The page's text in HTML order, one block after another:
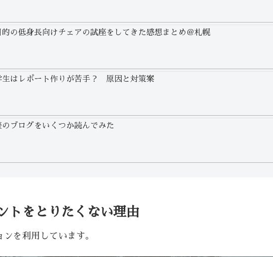
的の低身長向けチェアの試座をしてきた感想まとめ＠札幌
生はレポート作りが苦手？ 原因と対策案
ブログをいくつか読んでみた
をとりたくない理由
を利用しています。